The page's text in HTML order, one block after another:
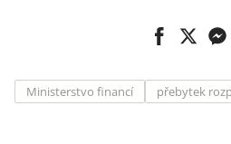
Ministerstvo financí přebytek